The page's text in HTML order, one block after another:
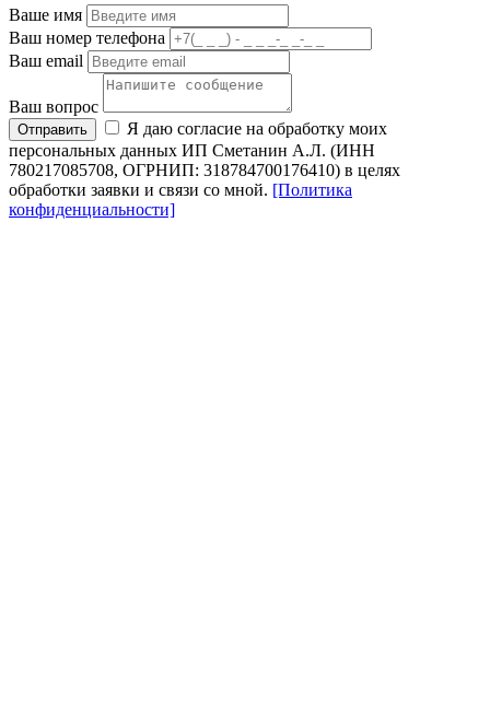
Ваше имя
Ваш номер телефона
Ваш email
Ваш вопрос
Отправить
Я даю согласие на обработку моих
персональных данных ИП Сметанин А.Л. (ИНН
780217085708, ОГРНИП: 318784700176410) в целях
обработки заявки и связи со мной. [Политика
конфиденциальности]